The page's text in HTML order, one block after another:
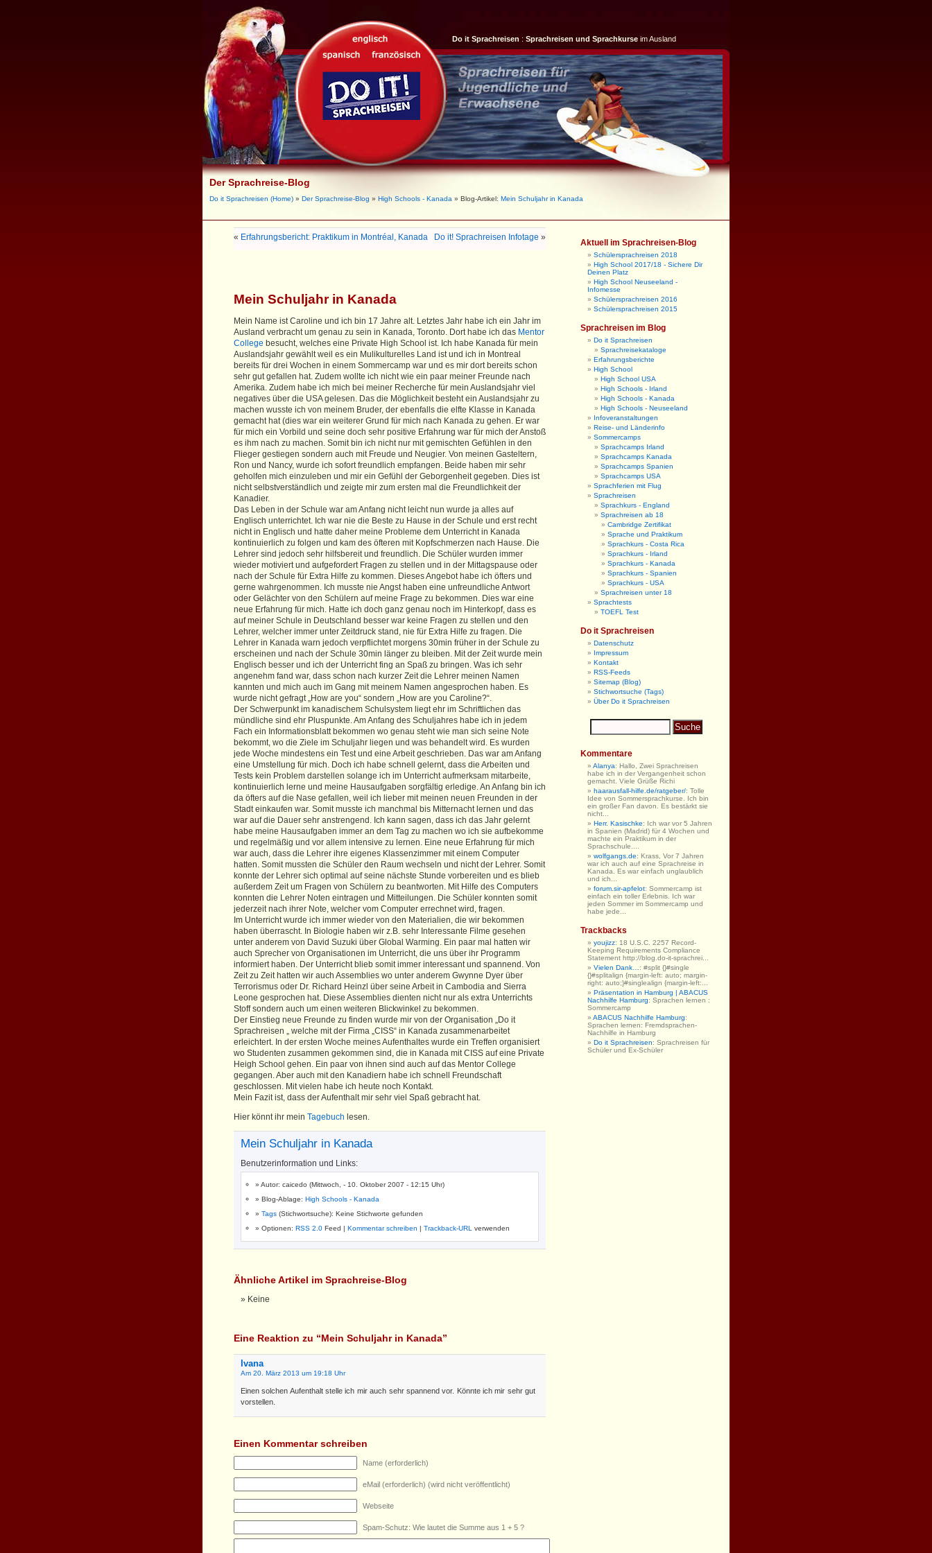
Do it Sprachreisen : Sprachreisen und Sprachkurse im Ausland
Der Sprachreise-Blog
Do it Sprachreisen (Home) » Der Sprachreise-Blog » High Schools - Kanada » Blog-Artikel: Mein Schuljahr in Kanada
« Erfahrungsbericht: Praktikum in Montréal, Kanada Do it! Sprachreisen Infotage »
Mein Schuljahr in Kanada
Mein Name ist Caroline und ich bin 17 Jahre alt. Letztes Jahr habe ich ein Jahr im
Ausland verbracht um genau zu sein in Kanada, Toronto. Dort habe ich das Mentor
College besucht, welches eine Private High School ist. Ich habe Kanada für mein
Auslandsjahr gewählt weil es ein Mulikulturelles Land ist und ich in Montreal
bereits für drei Wochen in einem Sommercamp war und es mir dort bereits schon
sehr gut gefallen hat. Zudem wollte ich nicht wie ein paar meiner Freunde nach
Amerika. Zudem habe ich mich bei meiner Recherche für mein Auslandsjahr viel
negatives über die USA gelesen. Das die Möglichkeit besteht ein Auslandsjahr zu
machen wusste ich von meinem Bruder, der ebenfalls die elfte Klasse in Kanada
gemacht hat (dies war ein weiterer Grund für mich nach Kanada zu gehen. Er war
für mich ein Vorbild und seine doch sehr positive Erfahrung war für mich der Anstoß
es ihm nach zu machen. Somit bin ich nicht nur mit gemischten Gefühlen in den
Flieger gestiegen sondern auch mit Freude und Neugier. Von meinen Gasteltern,
Ron und Nancy, wurde ich sofort freundlich empfangen. Beide haben mir sehr
geholfen mich einzuleben und mir ein Gefühl der Geborgenheit gegeben. Dies ist
nicht selbstverständlich und zeigte mir zum ersten mal die Freundlichkeit der
Kanadier.
Das Leben in der Schule war am Anfang nicht leicht nun wurde ja alles auf
Englisch unterrichtet. Ich war nie die Beste zu Hause in der Schule und erst recht
nicht in Englisch und hatte daher meine Probleme dem Unterricht in Kanada
kontinuierlich zu folgen und kam des öfteren mit Kopfschmerzen nach Hause. Die
Lehrer sind jedoch sehr hilfsbereit und freundlich. Die Schüler wurden immer
wieder motiviert und aufgefordert Fragen zu stellen und in der Mittagspause oder
nach der Schule für Extra Hilfe zu kommen. Dieses Angebot habe ich öfters und
gerne wahrgenommen. Ich musste nie Angst haben eine unfreundliche Antwort
oder Gelächter von den Schülern auf meine Frage zu bekommen. Dies war eine
neue Erfahrung für mich. Hatte ich doch ganz genau noch im Hinterkopf, dass es
auf meiner Schule in Deutschland besser war keine Fragen zu stellen und den
Lehrer, welcher immer unter Zeitdruck stand, nie für Extra Hilfe zu fragen. Die
Lehrer in Kanada warn jedoch verpflichtet morgens 30min früher in der Schule zu
erscheinen und nach der Schule 30min länger zu bleiben. Mit der Zeit wurde mein
Englisch besser und ich der Unterricht fing an Spaß zu bringen. Was ich sehr
angenehm fand war, dass schon nach kurzer Zeit die Lehrer meinen Namen
kannten und mich auch im Gang mit meinem Namen angesprochen haben. Es
wurde nicht gefragt „How are you“ sondern „How are you Caroline?“.
Der Schwerpunkt im kanadischem Schulsystem liegt ehr im Schriftlichen das
mündliche sind ehr Pluspunkte. Am Anfang des Schuljahres habe ich in jedem
Fach ein Informationsblatt bekommen wo genau steht wie man sich seine Note
bekommt, wo die Ziele im Schuljahr liegen und was behandelt wird. Es wurden
jede Woche mindestens ein Test und eine Arbeit geschrieben. Das war am Anfang
eine Umstellung für mich. Doch ich habe schnell gelernt, dass die Arbeiten und
Tests kein Problem darstellen solange ich im Unterricht aufmerksam mitarbeite,
kontinuierlich lerne und meine Hausaufgaben sorgfältig erledige. An Anfang bin ich
da öfters auf die Nase gefallen, weil ich lieber mit meinen neuen Freunden in der
Stadt einkaufen war. Somit musste ich manchmal bis Mitternacht lernen und das
war auf die Dauer sehr anstrengend. Ich kann sagen, dass ich das Jahr gelernt
habe meine Hausaufgaben immer an dem Tag zu machen wo ich sie aufbekomme
und regelmäßig und vor allem intensive zu lernen. Eine neue Erfahrung für mich
war auch, dass die Lehrer ihre eigenes Klassenzimmer mit einem Computer
hatten. Somit mussten die Schüler den Raum wechseln und nicht der Lehrer. Somit
konnte der Lehrer sich optimal auf seine nächste Stunde vorbereiten und es blieb
außerdem Zeit um Fragen von Schülern zu beantworten. Mit Hilfe des Computers
konnten die Lehrer Noten eintragen und Mitteilungen. Die Schüler konnten somit
jederzeit nach ihrer Note, welcher vom Computer errechnet wird, fragen.
Im Unterricht wurde ich immer wieder von den Materialien, die wir bekommen
haben überrascht. In Biologie haben wir z.B. sehr Interessante Filme gesehen
unter anderem von David Suzuki über Global Warming. Ein paar mal hatten wir
auch Sprecher von Organisationen im Unterricht, die uns über ihr Programm
informiert haben. Der Unterricht blieb somit immer interessant und spannend. Von
Zeit zu Zeit hatten wir auch Assemblies wo unter anderem Gwynne Dyer über
Terrorismus oder Dr. Richard Heinzl über seine Arbeit in Cambodia and Sierra
Leone gesprochen hat. Diese Assemblies dienten nicht nur als extra Unterrichts
Stoff sondern auch um einen weiteren Blickwinkel zu bekommen.
Der Einstieg neue Freunde zu finden wurde mir von der Organisation „Do it
Sprachreisen „ welche mit der Firma „CISS“ in Kanada zusammenarbeitet
erleichtert. In der ersten Woche meines Aufenthaltes wurde ein Treffen organisiert
wo Studenten zusammen gekommen sind, die in Kanada mit CISS auf eine Private
Heigh School gehen. Ein paar von ihnen sind auch auf das Mentor College
gegangen. Aber auch mit den Kanadiern habe ich schnell Freundschaft
geschlossen. Mit vielen habe ich heute noch Kontakt.
Mein Fazit ist, dass der Aufenthalt mir sehr viel Spaß gebracht hat.
Hier könnt ihr mein Tagebuch lesen.
Mein Schuljahr in Kanada
Benutzerinformation und Links:
Autor: caicedo (Mittwoch, - 10. Oktober 2007 - 12:15 Uhr)
Blog-Ablage: High Schools - Kanada
Tags (Stichwortsuche): Keine Stichworte gefunden
Optionen: RSS 2.0 Feed | Kommentar schreiben | Trackback-URL verwenden
Ähnliche Artikel im Sprachreise-Blog
Keine
Eine Reaktion zu “Mein Schuljahr in Kanada”
Ivana
Am 20. März 2013 um 19:18 Uhr
Einen solchen Aufenthalt stelle ich mir auch sehr spannend vor. Könnte ich mir sehr gut
vorstellen.
Einen Kommentar schreiben
Name (erforderlich)
eMail (erforderlich) (wird nicht veröffentlicht)
Webseite
Spam-Schutz: Wie lautet die Summe aus 1 + 5 ?
Aktuell im Sprachreisen-Blog
Schülersprachreisen 2018
High School 2017/18 - Sichere Dir
Deinen Platz
High School Neuseeland -
Infomesse
Schülersprachreisen 2016
Schülersprachreisen 2015
Sprachreisen im Blog
Do it Sprachreisen
Sprachreisekataloge
Erfahrungsberichte
High School
High School USA
High Schools - Irland
High Schools - Kanada
High Schools - Neuseeland
Infoveranstaltungen
Reise- und Länderinfo
Sommercamps
Sprachcamps Irland
Sprachcamps Kanada
Sprachcamps Spanien
Sprachcamps USA
Sprachferien mit Flug
Sprachreisen
Sprachkurs - England
Sprachreisen ab 18
Cambridge Zertifikat
Sprache und Praktikum
Sprachkurs - Costa Rica
Sprachkurs - Irland
Sprachkurs - Kanada
Sprachkurs - Spanien
Sprachkurs - USA
Sprachreisen unter 18
Sprachtests
TOEFL Test
Do it Sprachreisen
Datenschutz
Impressum
Kontakt
RSS-Feeds
Sitemap (Blog)
Stichwortsuche (Tags)
Über Do it Sprachreisen
Kommentare
Alanya: Hallo, Zwei Sprachreisen
habe ich in der Vergangenheit schon
gemacht. Viele Grüße Richi
haarausfall-hilfe.de/ratgeber/: Tolle
Idee von Sommersprachkurse. Ich bin
ein großer Fan davon. Es bestärkt sie
nicht...
Herr. Kasischke: Ich war vor 5 Jahren
in Spanien (Madrid) für 4 Wochen und
machte ein Praktikum in der
Sprachschule....
wolfgangs.de: Krass, Vor 7 Jahren
war ich auch auf eine Sprachreise in
Kanada. Es war einfach unglaublich
und ich...
forum.sir-apfelot: Sommercamp ist
einfach ein toller Erlebnis. Ich war
jeden Sommer im Sommercamp und
habe jede...
Trackbacks
youjizz: 18 U.S.C. 2257 Record-
Keeping Requirements Compliance
Statement http://blog.do-it-sprachrei...
Vielen Dank… : #split {}#single
{}#splitalign {margin-left: auto; margin-
right: auto;}#singlealign {margin-left:...
Präsentation in Hamburg | ABACUS
Nachhilfe Hamburg: Sprachen lernen :
Sommercamp
ABACUS Nachhilfe Hamburg:
Sprachen lernen: Fremdsprachen-
Nachhilfe in Hamburg
Do it Sprachreisen: Sprachreisen für
Schüler und Ex-Schüler